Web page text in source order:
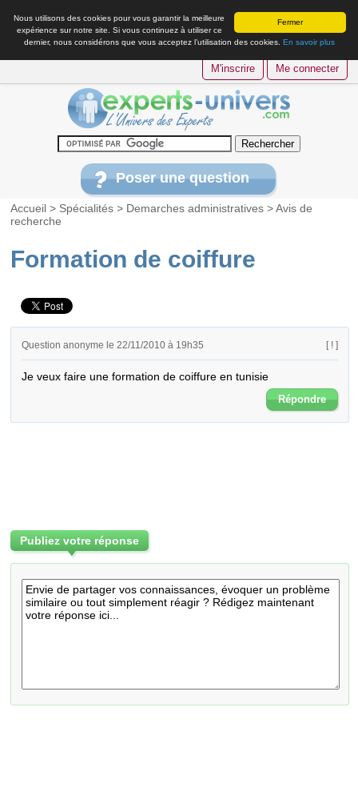
Fermer
Nous utilisons des cookies pour vous garantir la meilleure
expérience sur notre site. Si vous continuez à utiliser ce
dernier, nous considérons que vous acceptez l’utilisation des cookies. En savoir plus
M'inscrire Me connecter
Poser une question
Accueil > Spécialités > Demarches administratives >Avis de
recherche
Formation de coiffure
Question anonyme le 22/11/2010 à 19h35 [ ! ]
Je veux faire une formation de coiffure en tunisie
Répondre
Publiez votre réponse